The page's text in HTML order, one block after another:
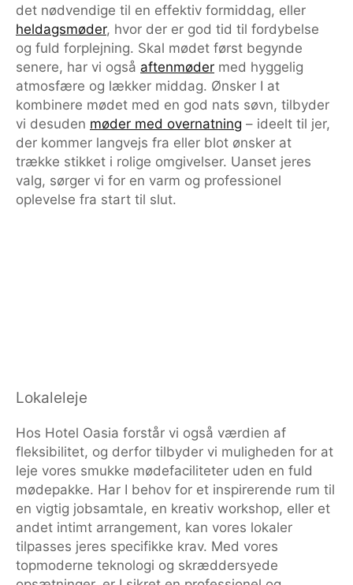
det nødvendige til en effektiv formiddag, eller
heldagsmøder, hvor der er god tid til fordybelse
og fuld forplejning. Skal mødet først begynde
senere, har vi også aftenmøder med hyggelig
atmosfære og lækker middag. Ønsker I at
kombinere mødet med en god nats søvn, tilbyder
vi desuden møder med overnatning – ideelt til jer,
der kommer langvejs fra eller blot ønsker at
trække stikket i rolige omgivelser. Uanset jeres
valg, sørger vi for en varm og professionel
oplevelse fra start til slut.
Lokaleleje
Hos Hotel Oasia forstår vi også værdien af
fleksibilitet, og derfor tilbyder vi muligheden for at
leje vores smukke mødefaciliteter uden en fuld
mødepakke. Har I behov for et inspirerende rum til
en vigtig jobsamtale, en kreativ workshop, eller et
andet intimt arrangement, kan vores lokaler
tilpasses jeres specifikke krav. Med vores
topmoderne teknologi og skræddersyede